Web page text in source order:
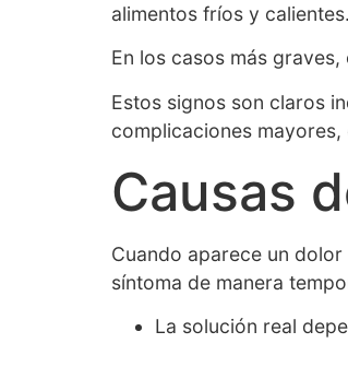
alimentos fríos y calientes.
En los casos más
Estos signos son claros
complicaciones
Causas
Cuando aparece un
síntoma de manera
La solución real